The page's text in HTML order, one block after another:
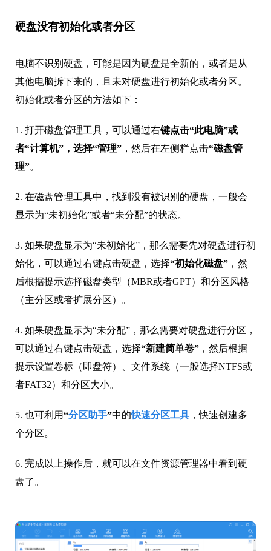
硬盘没有初始化或者分区
电脑不识别硬盘，可能是因为硬盘是全新的，或者是从
其他电脑拆下来的，且未对硬盘进行初始化或者分区。
初始化或者分区的方法如下：
1. 打开磁盘管理工具，可以通过右键点击“此电脑”或
者“计算机”，选择“管理” ，然后在左侧栏点击“磁盘管
理”。
2. 在磁盘管理工具中，找到没有被识别的硬盘，一般会
显示为“未初始化”或者“未分配”的状态。
3. 如果硬盘显示为“未初始化”，那么需要先对硬盘进行初
始化，可以通过右键点击硬盘，选择“初始化磁盘” ，然
后根据提示选择磁盘类型（MBR或者GPT）和分区风格
（主分区或者扩展分区）。
4. 如果硬盘显示为“未分配”，那么需要对硬盘进行分区，
可以通过右键点击硬盘，选择“新建简单卷” ，然后根据
提示设置卷标（即盘符）、文件系统（一般选择NTFS或
者FAT32）和分区大小。
5. 也可利用“分区助手”中的快速分区工具 ，快速创建多
个分区。
6. 完成以上操作后，就可以在文件资源管理器中看到硬
盘了。